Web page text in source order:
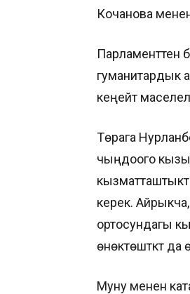
Кочанова
Парламенттен
гуманитардык
кеңейтүү
Төрага
чыңдоого
керек.
ортосундагы
өнөктөштүктү да
Муну менен